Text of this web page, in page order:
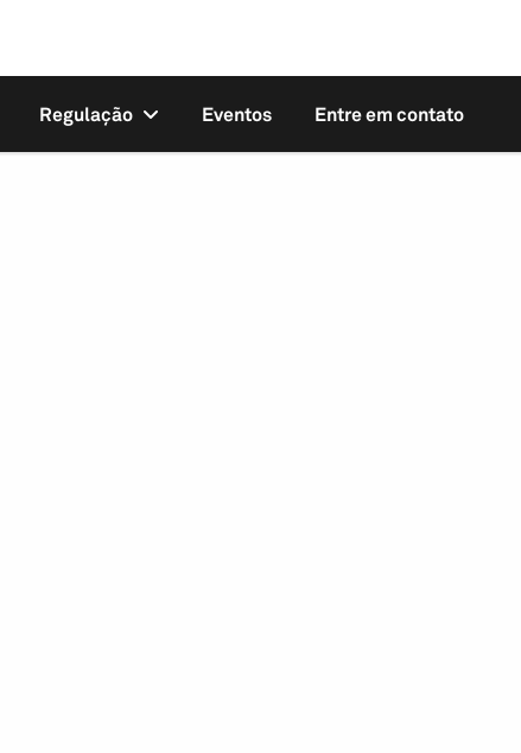
Regulação Eventos Entre em contato